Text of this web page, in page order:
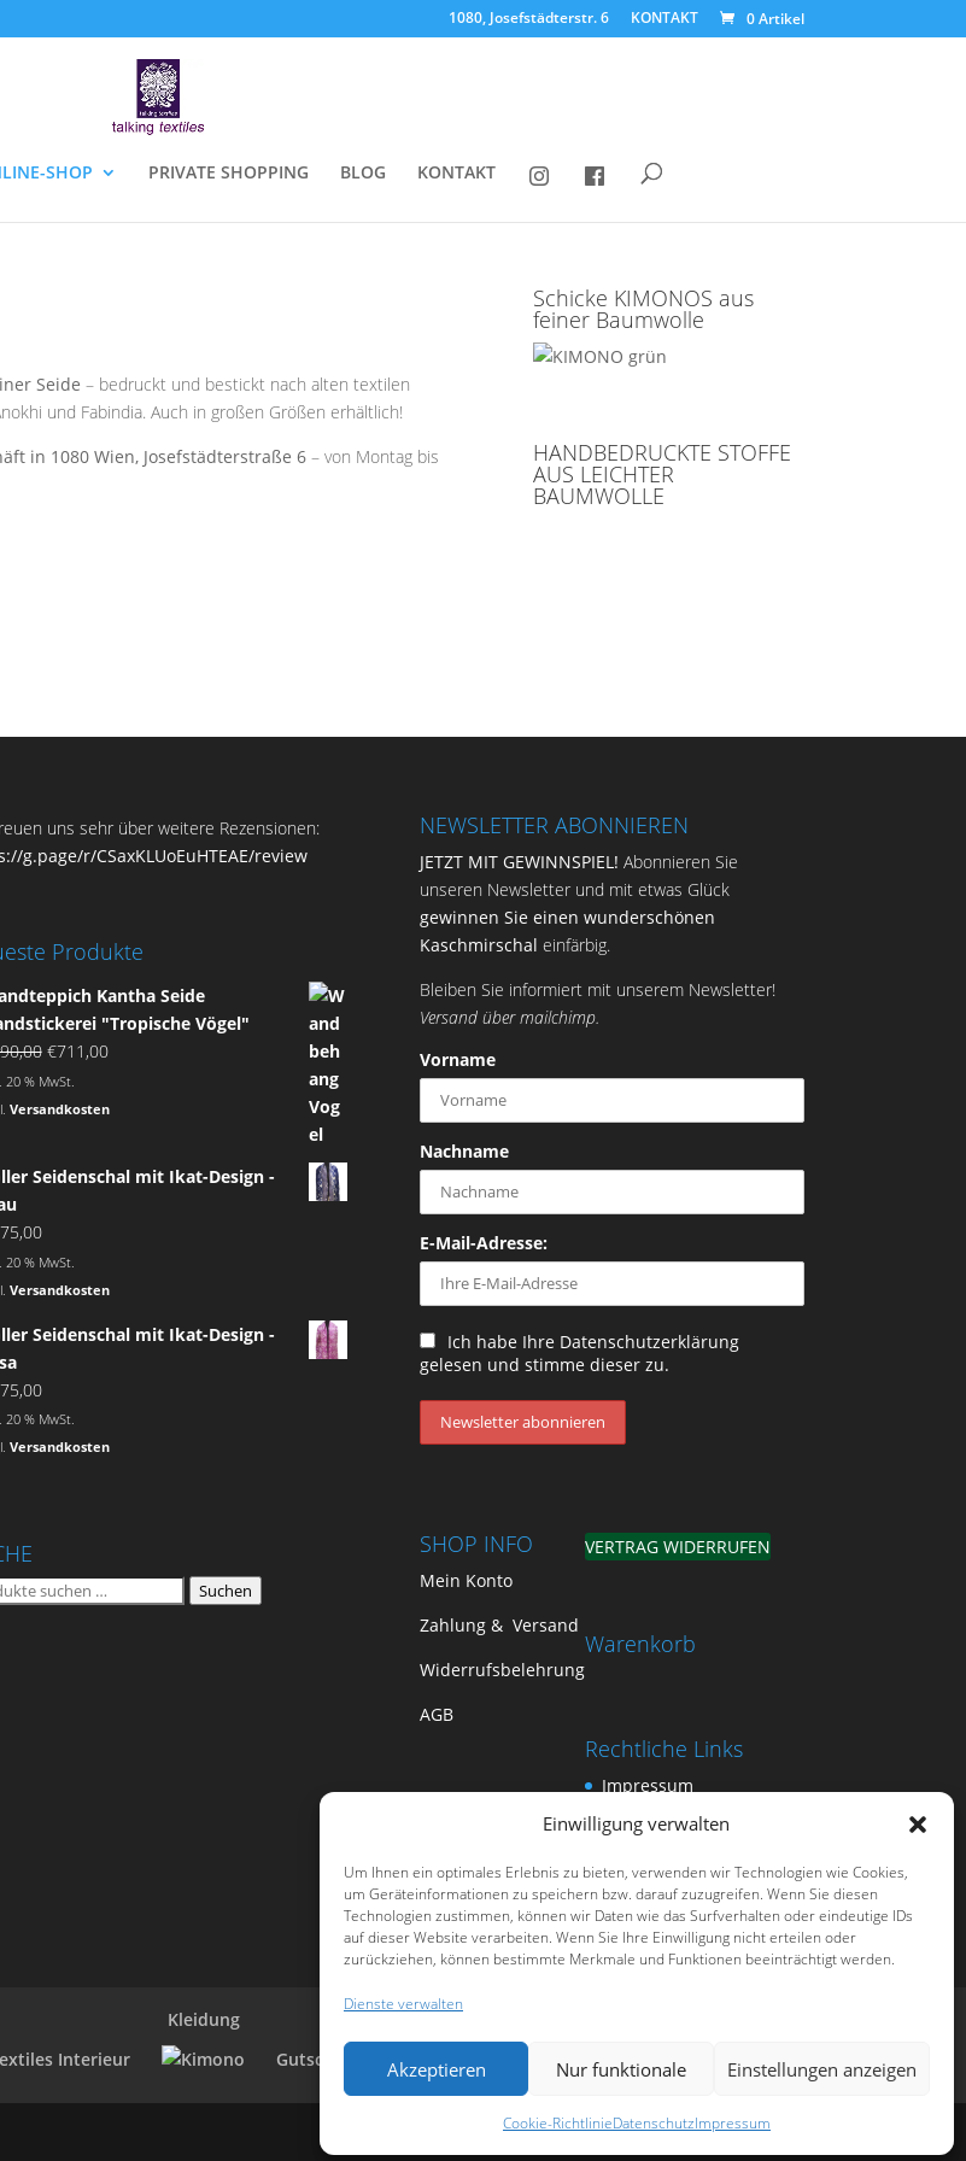
Einwilligung verwalten
Um Ihnen ein optimales Erlebnis zu bieten, verwenden wir Technologien wie Cookies,
um Geräteinformationen zu speichern bzw. darauf zuzugreifen. Wenn Sie diesen
Technologien zustimmen, können wir Daten wie das Surfverhalten oder eindeutige IDs
auf dieser Website verarbeiten. Wenn Sie Ihre Einwilligung nicht erteilen oder
zurückziehen, können bestimmte Merkmale und Funktionen beeinträchtigt werden.
Dienste verwalten
Akzeptieren Nur funktionale Einstellungen anzeigen
Cookie-RichtlinieDatenschutzImpressum
1080, Josefstädterstr. 6 KONTAKT 0 Artikel
SHOP PRIVATE SHOPPING BLOG KONTAKT
Seide – bedruckt und bestickt nach alten textilen
und Fabindia. Auch in großen Größen erhältlich!
in 1080 Wien, Josefstädterstraße 6 – von Montag bis
Schicke KIMONOS aus
feiner Baumwolle
HANDBEDRUCKTE STOFFE
AUS LEICHTER
BAUMWOLLE
uns sehr über weitere Rezensionen:
g.page/r/CSaxKLUoEuHTEAE/review
Produkte
Kantha Seide
"Tropische Vögel"
Ursprünglicher
Preis
war:
€711,00Aktueller
ist:
20 % MwSt.
Versandkosten
Seidenschal mit Ikat-Design -
20 % MwSt.
Versandkosten
Seidenschal mit Ikat-Design -
20 % MwSt.
Versandkosten
Suchen
NEWSLETTER ABONNIEREN
JETZT MIT GEWINNSPIEL! Abonnieren Sie
unseren Newsletter und mit etwas Glück
gewinnen Sie einen wunderschönen
Kaschmirschal einfärbig.
Bleiben Sie informiert mit unserem Newsletter!
Versand über mailchimp.
Vorname
Nachname
E-Mail-Adresse:
Ich habe Ihre Datenschutzerklärung
gelesen und stimme dieser zu.
SHOP INFO
Mein Konto
Zahlung & Versand
Widerrufsbelehrung
AGB
VERTRAG WIDERRUFEN
Warenkorb
Rechtliche Links
Impressum
AGB
Cookie-Richtlinie (EU)
Interieur
Kleidung
Gutschein